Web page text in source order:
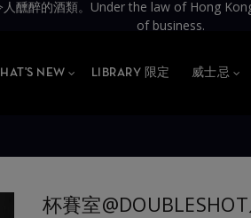
人醺醉的酒類。Under the law of Hong
of business.
NEW LIBRARY 限定 威士忌
杯賽室